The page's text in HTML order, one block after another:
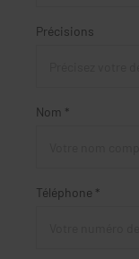
Précisions
Nom *
Téléphone *